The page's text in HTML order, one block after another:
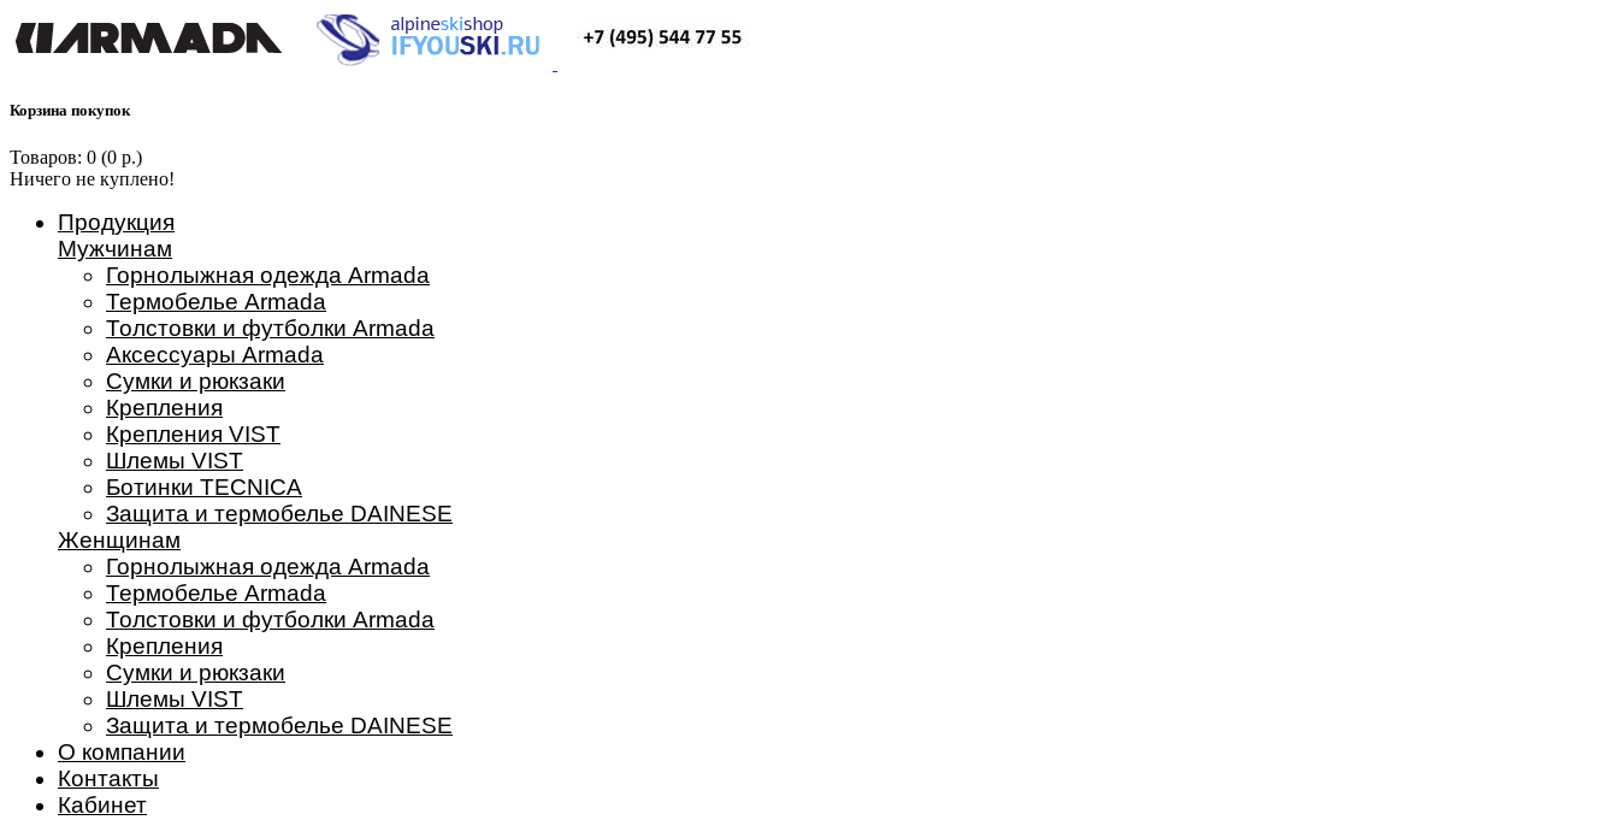
Корзина покупок
Товаров: 0 (0 р.)
Ничего не куплено!
Продукция
Мужчинам
Горнолыжная одежда Armada
Термобелье Armada
Толстовки и футболки Armada
Аксессуары Armada
Сумки и рюкзаки
Крепления
Крепления VIST
Шлемы VIST
Ботинки TECNICA
Защита и термобелье DAINESE
Женщинам
Горнолыжная одежда Armada
Термобелье Armada
Толстовки и футболки Armada
Крепления
Сумки и рюкзаки
Шлемы VIST
Защита и термобелье DAINESE
О компании
Контакты
Кабинет